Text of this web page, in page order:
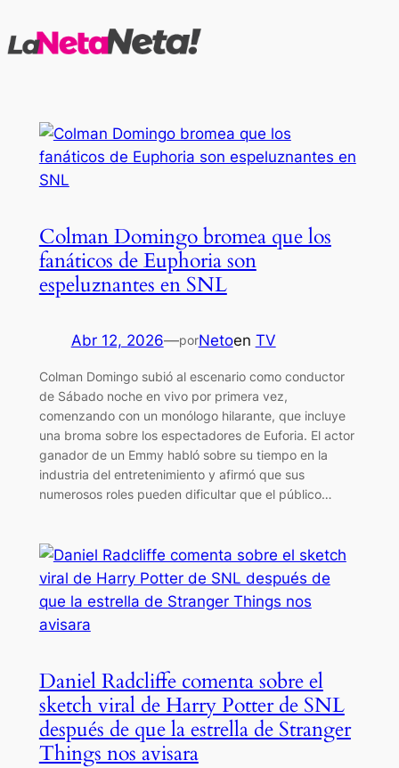
al
Colman Domingo bromea que los
fanáticos de Euphoria son
espeluznantes en SNL
Abr 12, 2026—porNetoen TV
Colman Domingo subió al escenario como conductor
de Sábado noche en vivo por primera vez,
comenzando con un monólogo hilarante, que incluye
una broma sobre los espectadores de Euforia. El actor
ganador de un Emmy habló sobre su tiempo en la
industria del entretenimiento y afirmó que sus
numerosos roles pueden dificultar que el público…
Daniel Radcliffe comenta sobre el
sketch viral de Harry Potter de SNL
después de que la estrella de Stranger
Things nos avisara